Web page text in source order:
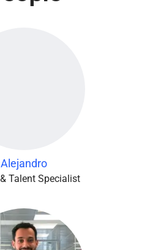
Alejandro
Talent Specialist